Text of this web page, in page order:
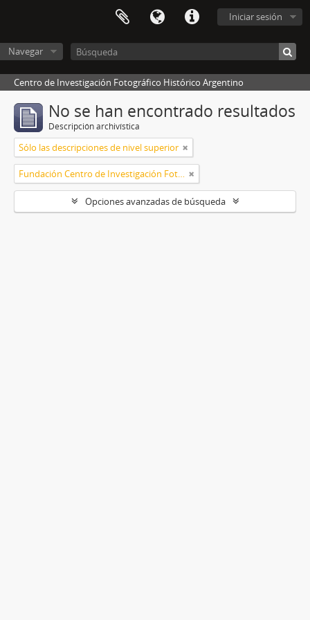
Iniciar sesión
Navegar
Centro de Investigación Fotográfico Histórico Argentino
No se han encontrado resultados
Descripción archivística
Sólo las descripciones de nivel superior
Fundación Centro de Investigación Fotográfico Histórico Argentino
Opciones avanzadas de búsqueda